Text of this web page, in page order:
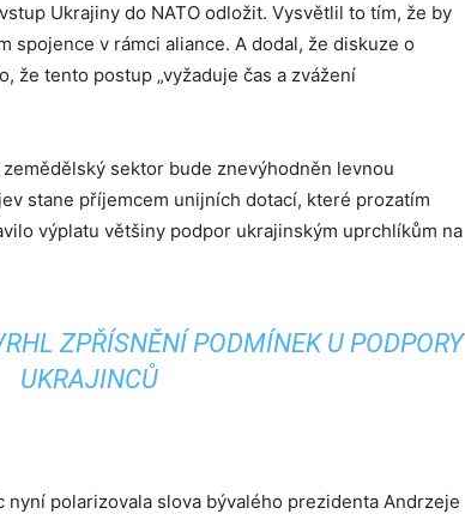
Ukrajiny do NATO odložit. Vysvětlil to tím, že by
spojence v rámci aliance. A dodal, že diskuze o
že tento postup „vyžaduje čas a zvážení
sektor bude znevýhodněn levnou
stane příjemcem unijních dotací, které prozatím
výplatu většiny podpor ukrajinským uprchlíkům na
ZPŘÍSNĚNÍ PODMÍNEK U PODPORY
UKRAJINCŮ
polarizovala slova bývalého prezidenta Andrzeje